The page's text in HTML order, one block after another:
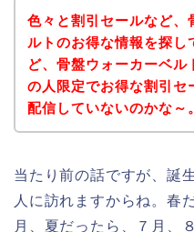
色々と割引セールなど、
ルトのお得な情報を探し
ど、骨盤ウォーカーベル
の人限定でお得な割引セ
配信していないのかな～。
当たり前の話ですが、誕
人に訪れますからね。春
月、夏だったら、７月、